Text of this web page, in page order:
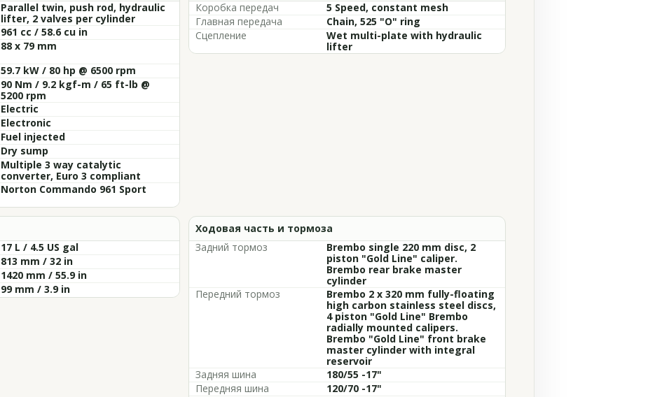
Parallel twin, push rod, hydraulic
lifter, 2 valves per cylinder
961 cc / 58.6 cu in
88 x 79 mm
59.7 kW / 80 hp @ 6500 rpm
90 Nm / 9.2 kgf-m / 65 ft-lb @
5200 rpm
Electric
Electronic
Fuel injected
Dry sump
Multiple 3 way catalytic
converter, Euro 3 compliant
Norton Commando 961 Sport
Коробка передач
5 Speed, constant mesh
Главная передача
Chain, 525 "O" ring
Сцепление
Wet multi-plate with hydraulic
lifter
17 L / 4.5 US gal
813 mm / 32 in
1420 mm / 55.9 in
99 mm / 3.9 in
Ходовая часть и тормоза
Задний тормоз
Brembo single 220 mm disc, 2
piston "Gold Line" caliper.
Brembo rear brake master
cylinder
Передний тормоз
Brembo 2 x 320 mm fully-floating
high carbon stainless steel discs,
4 piston "Gold Line" Brembo
radially mounted calipers.
Brembo "Gold Line" front brake
master cylinder with integral
reservoir
Задняя шина
180/55 -17"
Передняя шина
120/70 -17"